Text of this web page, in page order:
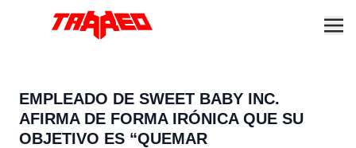
EMPLEADO DE SWEET BABY INC.
AFIRMA DE FORMA IRÓNICA QUE SU
OBJETIVO ES “QUEMAR